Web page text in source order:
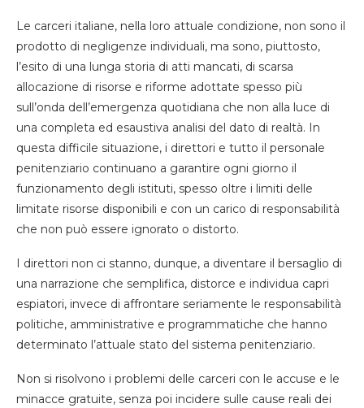
Le carceri italiane, nella loro attuale condizione, non sono il
prodotto di negligenze individuali, ma sono, piuttosto,
l’esito di una lunga storia di atti mancati, di scarsa
allocazione di risorse e riforme adottate spesso più
sull’onda dell’emergenza quotidiana che non alla luce di
una completa ed esaustiva analisi del dato di realtà. In
questa difficile situazione, i direttori e tutto il personale
penitenziario continuano a garantire ogni giorno il
funzionamento degli istituti, spesso oltre i limiti delle
limitate risorse disponibili e con un carico di responsabilità
che non può essere ignorato o distorto.
I direttori non ci stanno, dunque, a diventare il bersaglio di
una narrazione che semplifica, distorce e individua capri
espiatori, invece di affrontare seriamente le responsabilità
politiche, amministrative e programmatiche che hanno
determinato l’attuale stato del sistema penitenziario.
Non si risolvono i problemi delle carceri con le accuse e le
minacce gratuite, senza poi incidere sulle cause reali dei